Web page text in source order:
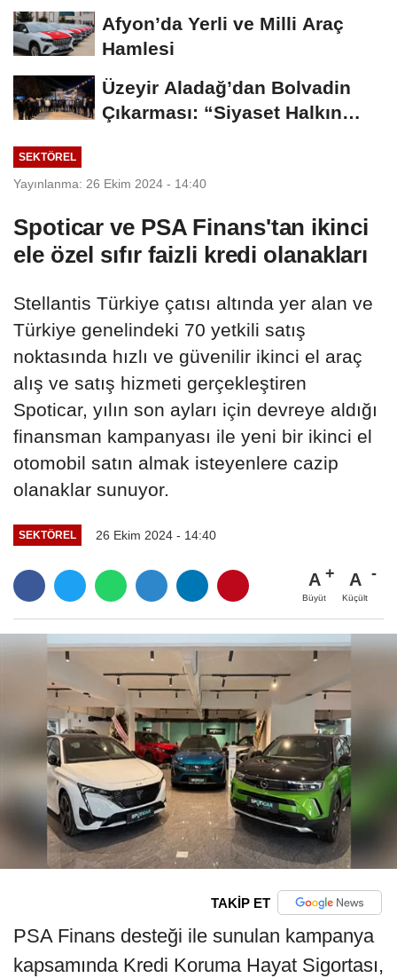
Afyon’da Yerli ve Milli Araç
Hamlesi
Üzeyir Aladağ’dan Bolvadin
Çıkarması: “Siyaset Halkın
SEKTÖREL
Yayınlanma: 26 Ekim 2024 - 14:40
Spoticar ve PSA Finans'tan ikinci
ele özel sıfır faizli kredi olanakları
Stellantis Türkiye çatısı altında yer alan ve
Türkiye genelindeki 70 yetkili satış
noktasında hızlı ve güvenilir ikinci el araç
alış ve satış hizmeti gerçekleştiren
Spoticar, yılın son ayları için devreye aldığı
finansman kampanyası ile yeni bir ikinci el
otomobil satın almak isteyenlere cazip
olanaklar sunuyor.
SEKTÖREL 26 Ekim 2024 - 14:40
A
Büyüt
A
Küçült
TAKİP ET
PSA Finans desteği ile sunulan kampanya
kapsamında Kredi Koruma Hayat Sigortası,